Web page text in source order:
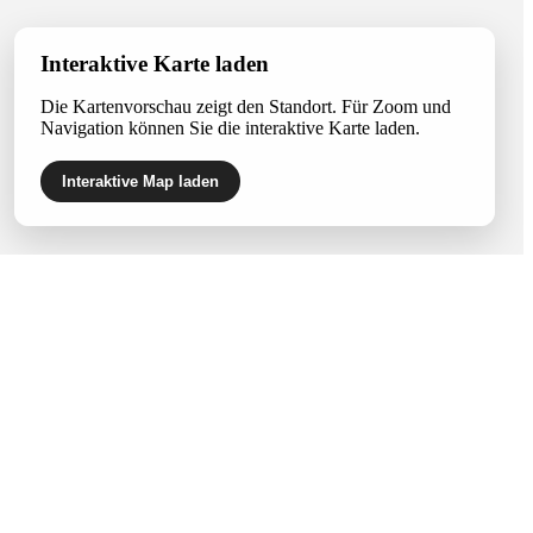
Interaktive Karte laden
Die Kartenvorschau zeigt den Standort. Für Zoom und
Navigation können Sie die interaktive Karte laden.
Interaktive Map laden